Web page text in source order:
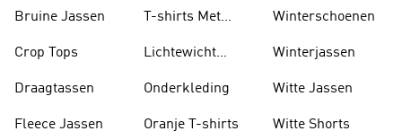
Bruine Jassen
Crop Tops
Draagtassen
Fleece Jassen
T-shirts Met
Lichtewicht
Onderkleding
Oranje T-shirts
Winterschoenen
Winterjassen
Witte Jassen
Witte Shorts